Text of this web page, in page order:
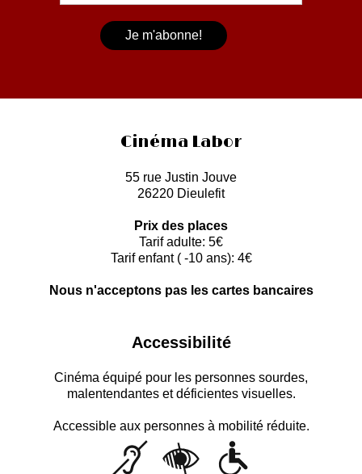
Cinéma Labor
55 rue Justin Jouve
26220 Dieulefit
Prix des places
Tarif adulte: 5€
Tarif enfant ( -10 ans): 4€
Nous n'acceptons pas les cartes bancaires
Accessibilité
Cinéma équipé pour les personnes sourdes,
malentendantes et déficientes visuelles.
Accessible aux personnes à mobilité réduite.